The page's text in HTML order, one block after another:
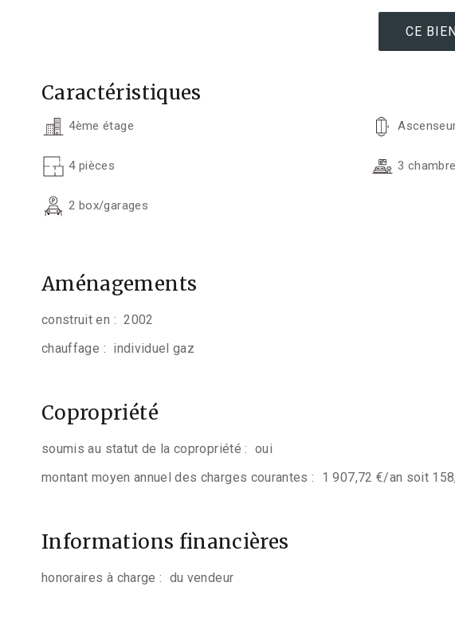
CE
Caractéristiques
4ème étage
4 pièces 3
2 box/garages
Aménagements
construit en : 2002
chauffage : individuel gaz
Copropriété
soumis au statut de la copropriété : oui
montant moyen annuel des charges courantes :
1 907,72 €/an soit
Informations financières
honoraires à charge : du vendeur